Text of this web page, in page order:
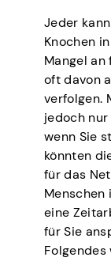
Jeder
Knochen
Mangel
oft davon
verfolgen.
jedoch
wenn Sie
könnten
für das
Menschen
eine
für Sie
Folgendes